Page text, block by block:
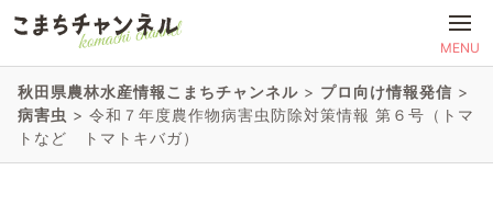
MENU
秋田県農林水産情報こまちチャンネル > プロ向け情報発信 >
病害虫 > 令和７年度農作物病害虫防除対策情報 第６号（トマ
トなど トマトキバガ）